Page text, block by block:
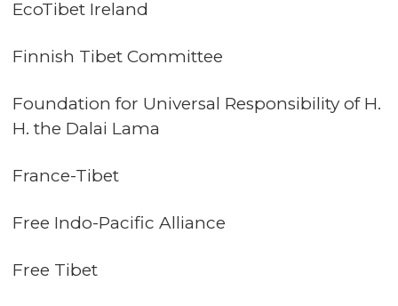
EcoTibet Ireland
Finnish Tibet Committee
Foundation for Universal Responsibility of H.
H. the Dalai Lama
France-Tibet
Free Indo-Pacific Alliance
Free Tibet